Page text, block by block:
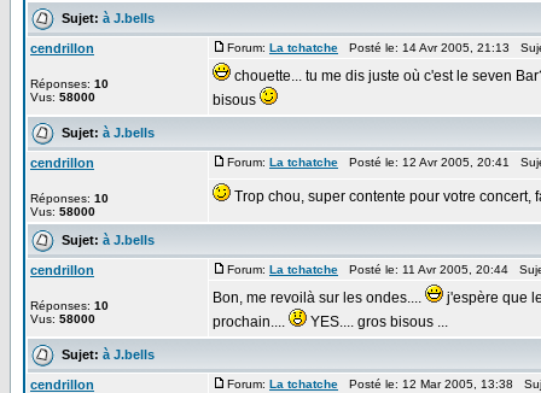
Sujet: à J.bells
cendrillon
Réponses: 10
Vus: 58000
Forum: La tchatche Posté le: 14 Avr 2005, 21:13
chouette... tu me dis juste où c'est le seven
bisous
Sujet: à J.bells
cendrillon
Réponses: 10
Vus: 58000
Forum: La tchatche Posté le: 12 Avr 2005, 20:41
Trop chou, super contente pour votre
Sujet: à J.bells
cendrillon
Réponses: 10
Vus: 58000
Forum: La tchatche Posté le: 11 Avr 2005, 20:44
Bon, me revoilà sur les ondes....
j'espère que
prochain....
YES.... gros bisous ...
Sujet: à J.bells
cendrillon Forum: La tchatche Posté le: 12 Mar 2005, 13:38